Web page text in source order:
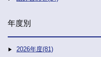
年度別
2026年度(81)